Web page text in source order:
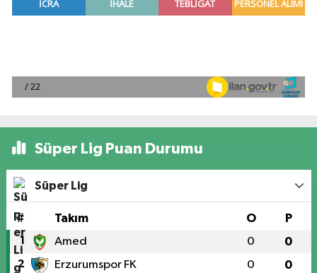
Süper Lig Puan Durumu
Süper Lig
# Takım O P
1 Amed 0 0
2 Erzurumspor FK 0 0